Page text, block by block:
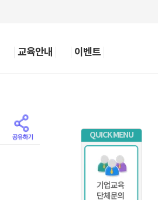
교육안내 이벤트
QUICK MENU